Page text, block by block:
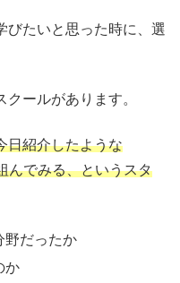
びたいと思った時に、選
ールがあります。
日紹介したような
んでみる、というスタ
野だったか
か